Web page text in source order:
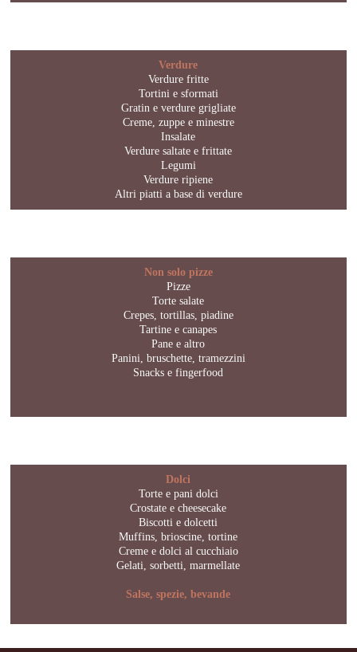
Verdure
Verdure fritte
Tortini e sformati
Gratin e verdure grigliate
Creme, zuppe e minestre
Insalate
Verdure saltate e frittate
Legumi
Verdure ripiene
Altri piatti a base di verdure
Non solo pizze
Pizze
Torte salate
Crepes, tortillas, piadine
Tartine e canapes
Pane e altro
Panini, bruschette, tramezzini
Snacks e fingerfood
Dolci
Torte e pani dolci
Crostate e cheesecake
Biscotti e dolcetti
Muffins, brioscine, tortine
Creme e dolci al cucchiaio
Gelati, sorbetti, marmellate
Salse, spezie, bevande